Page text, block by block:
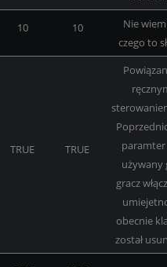
10 10
Nie
czego to
TRUE TRUE
paramter
używany
gracz
obecnie
został